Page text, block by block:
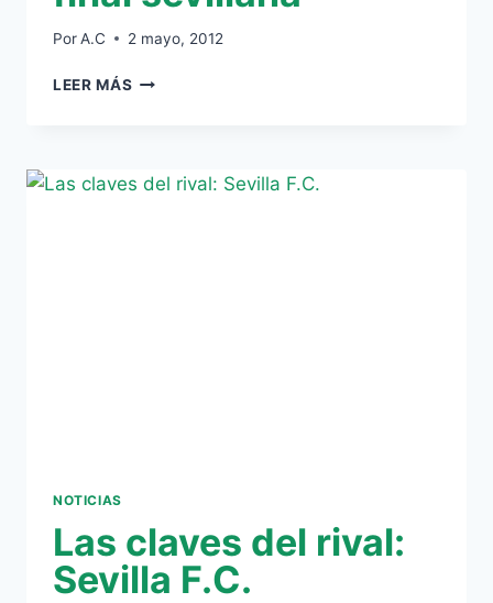
PorA.C 2 mayo, 2012
LEER MÁS [VÍDEO]
TRAS
NOTICIAS
Las claves del rival:
Sevilla F.C.